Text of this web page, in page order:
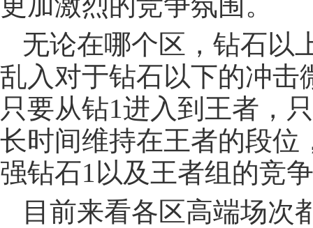
无论在哪个区，钻石以
乱入对于钻石以下的冲击
只要从钻1进入到王者，
长时间维持在王者的段位
强钻石1以及王者组的竞
目前来看各区高端场次